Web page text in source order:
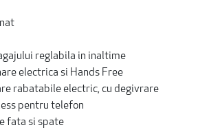
reglabila in inaltime
electrica si Hands Free
rabatabile electric, cu degivrare
pentru telefon
fata si spate